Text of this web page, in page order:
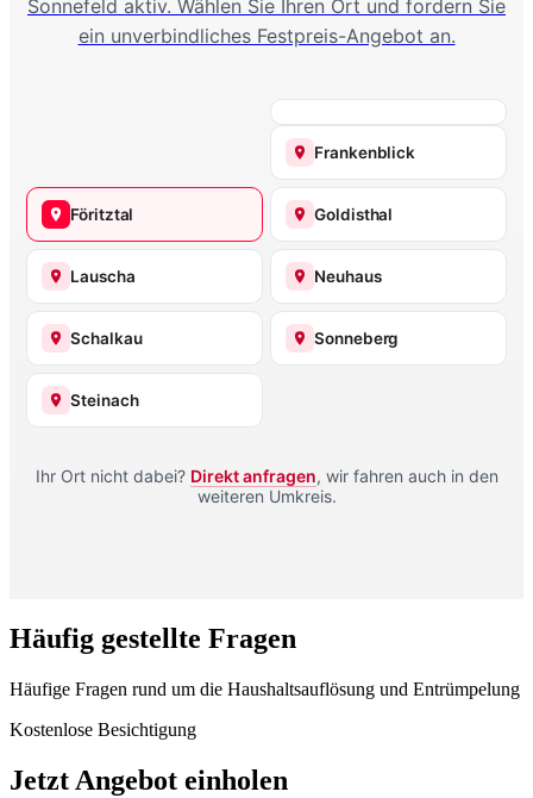
Sonnefeld aktiv. Wählen Sie Ihren Ort und fordern Sie
ein unverbindliches Festpreis-Angebot an.
Frankenblick
Föritztal Goldisthal
Lauscha Neuhaus
Schalkau Sonneberg
Steinach
Ihr Ort nicht dabei? Direkt anfragen, wir fahren auch in den
weiteren Umkreis.
Häufig gestellte Fragen
Häufige Fragen rund um die Haushaltsauflösung und Entrümpelung
Kostenlose Besichtigung
Jetzt Angebot einholen